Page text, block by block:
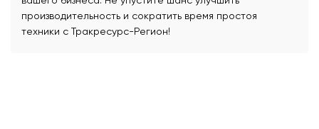
производительность и сократить время простоя
техники с Тракресурс-Регион!